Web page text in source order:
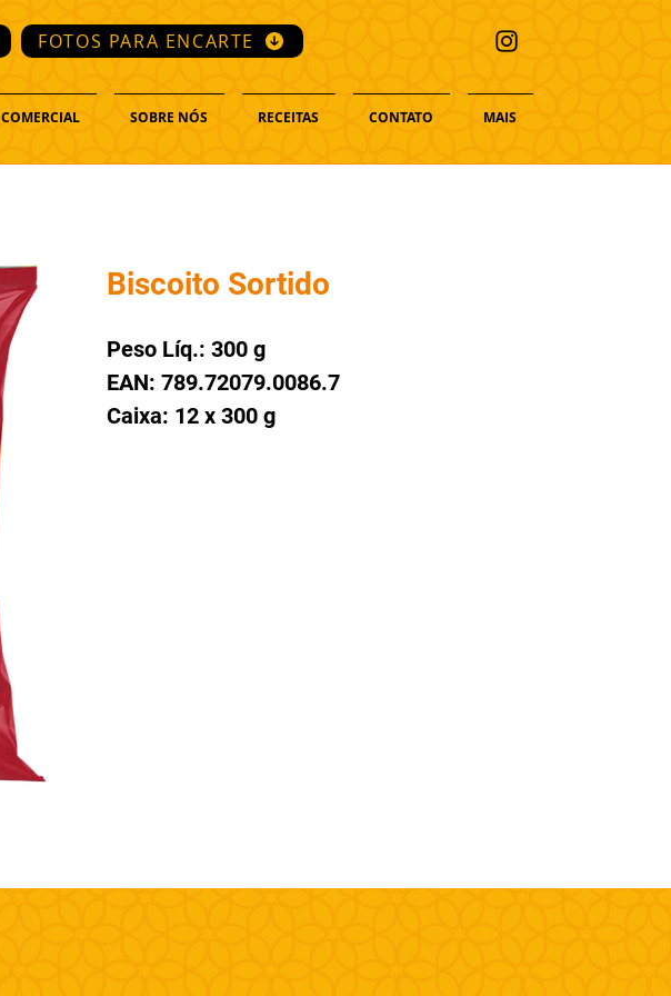
FOTOS PARA ENCARTE
COMERCIAL SOBRE NÓS RECEITAS CONTATO MAIS
Biscoito Sortido
Peso Líq.: 300 g
EAN: 789.72079.0086.7
Caixa: 12 x 300 g